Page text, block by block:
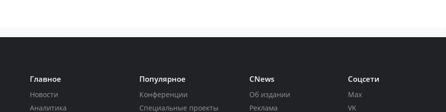
Главное
Новости
Аналитика
Популярное
Конференции
Специальные проекты
CNews
Об издании
Реклама
Соцсети
Max
VK